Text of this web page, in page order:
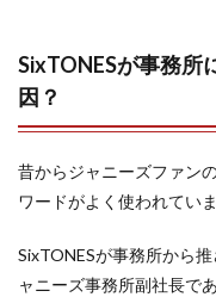
SixTONESが事務所
因？
昔からジャニーズファン
ワードがよく使われていま
SixTONESが事務所から
ャニーズ事務所副社長で